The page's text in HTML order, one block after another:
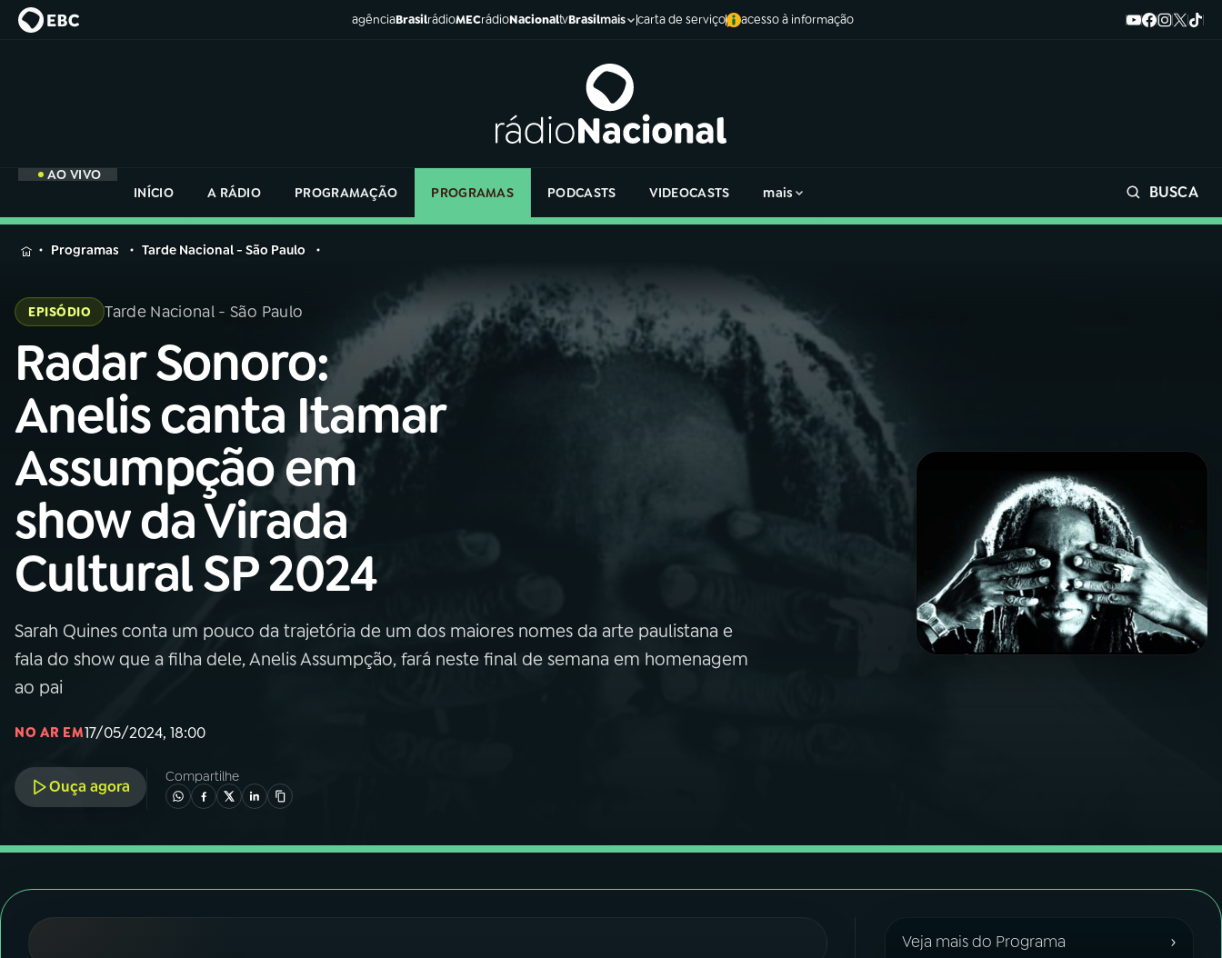
agênciaBrasilrádioMECrádioNacionaltvBrasilmais carta de serviço acesso à informação
AO VIVO
INÍCIO
A RÁDIO PROGRAMAÇÃO PROGRAMAS PODCASTS VIDEOCASTS mais BUSCA
MENU
Buscar
na
Rádio
Nacional
01 INÍCIO
02A RÁDIO
PROGRAMAÇÃO
04PROGRAMAS
05
na
Rádio
Programas Tarde Nacional - São Paulo
EPISÓDIO Tarde Nacional - São Paulo
Radar Sonoro:
Anelis canta Itamar
Assumpção em
show da Virada
Cultural SP 2024
Sarah Quines conta um pouco da trajetória de um dos maiores nomes da arte paulistana e
fala do show que a filha dele, Anelis Assumpção, fará neste final de semana em homenagem
ao pai
NO AR EM17/05/2024, 18:00
Ouça agora
Compartilhe
Veja mais do Programa ›